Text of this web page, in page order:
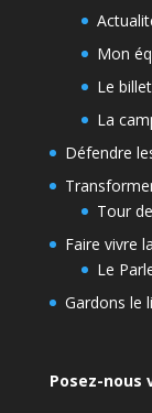
Mon
Le
La
Défendre
Tour
Faire vivre
Le
Gardons le
Posez-nous